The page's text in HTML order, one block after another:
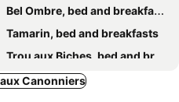
Bel Ombre, bed and breakfasts
Tamarin, bed and breakfasts
Trou aux Biches, bed and breakfasts
Rose Hill, bed and breakfasts
Canonniers